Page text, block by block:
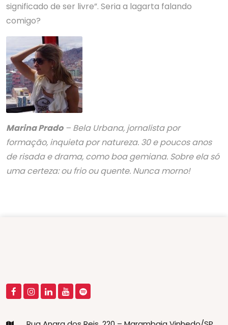
significado de ser livre”. Seria a lagarta falando
comigo?
Marina Prado– Bela Urbana, jornalista por
formação, inquieta por natureza. 30 e poucos anos
de risada e drama, como boa gemiana. Sobre ela só
uma certeza: ou frio ou quente. Nunca morno!